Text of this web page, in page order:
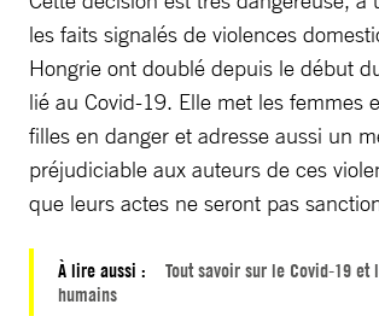
les faits signalés de violences
Hongrie ont doublé depuis le début
lié au Covid-19. Elle met les femmes
filles en danger et adresse aussi un
préjudiciable aux auteurs de ces
que leurs actes ne seront pas
À lire aussi :
Tout savoir sur le Covid-19 et
humains